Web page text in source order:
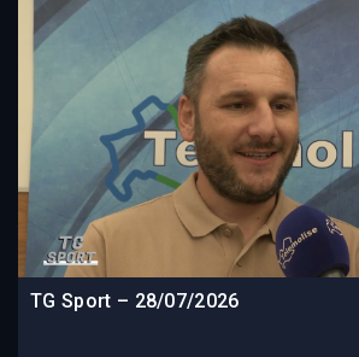
TG Sport – 28/07/2026